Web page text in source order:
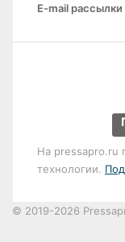
E-mail рассылки
На pressapro.ru
технологии.
© 2019-2026